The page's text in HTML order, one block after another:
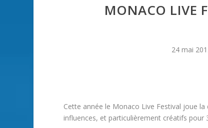
MONACO LIVE
24 mai
Cette année le Monaco Live Festival joue
influences, et particulièrement créatifs pour